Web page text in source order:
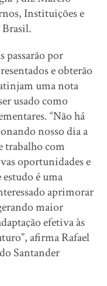
Instituições e
passarão por
e obterão
uma nota
usado como
“Não há
nosso dia a
trabalho com
oportunidades e
é uma
aprimorar
maior
efetiva às
afirma Rafael
Santander